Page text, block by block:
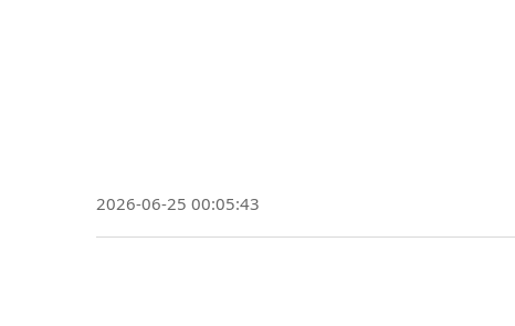
2026-06-25 00:05:43